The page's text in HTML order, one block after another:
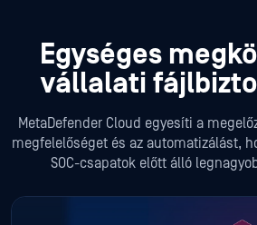
Egységes
vállalati
MetaDefender Cloud egyesíti a
megfelelőséget és az automatizálást,
SOC-csapatok előtt álló